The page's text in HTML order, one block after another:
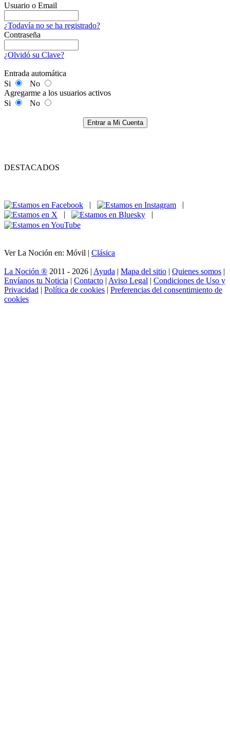
Usuario o Email
¿Todavía no se ha registrado?
Contraseña
¿Olvidó su Clave?
Entrada automática
Si
No
Agregarme a los usuarios activos
Si
No
Entrar a Mi Cuenta
DESTACADOS
|
|
|
|
Ver La Noción en: Móvil | Clásica
La Noción ® 2011 - 2026 | Ayuda | Mapa del sitio | Quienes somos |
Envíanos tu Noticia | Contacto | Aviso Legal | Condiciones de Uso y
Privacidad | Política de cookies | Preferencias del consentimiento de
cookies